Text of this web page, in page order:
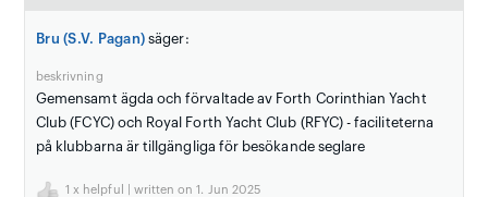
Bru (S.V. Pagan) säger:
beskrivning
Gemensamt ägda och förvaltade av Forth Corinthian Yacht
Club (FCYC) och Royal Forth Yacht Club (RFYC) - faciliteterna
på klubbarna är tillgängliga för besökande seglare
1 x helpful | written on 1. Jun 2025